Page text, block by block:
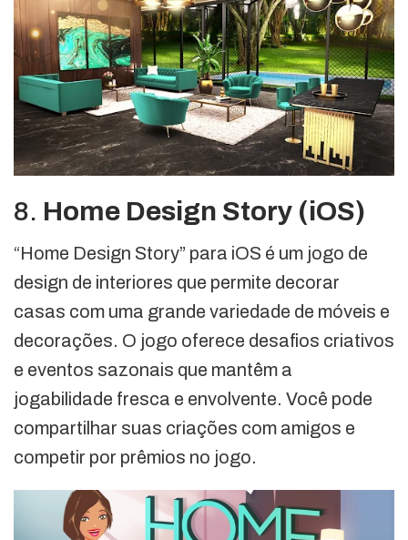
8. Home Design Story (iOS)
“Home Design Story” para iOS é um jogo de
design de interiores que permite decorar
casas com uma grande variedade de móveis e
decorações. O jogo oferece desafios criativos
e eventos sazonais que mantêm a
jogabilidade fresca e envolvente. Você pode
compartilhar suas criações com amigos e
competir por prêmios no jogo.